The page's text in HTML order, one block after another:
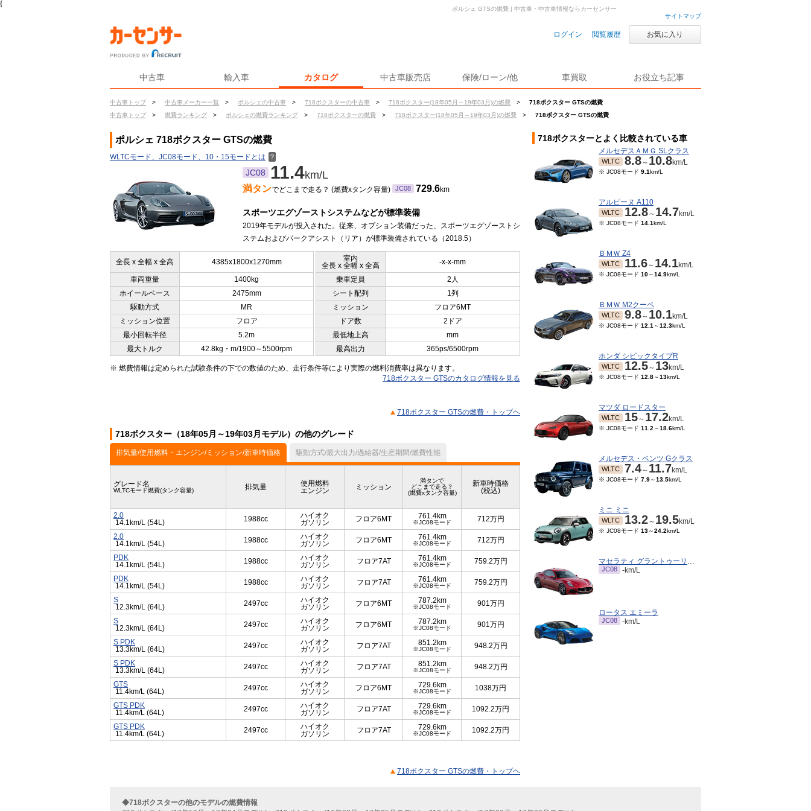
{
サイトマップ
ログイン 閲覧履歴 お気に入り
中古車 輸入車 カタログ 中古車販売店 保険/ローン/他 車買取 お役立ち記事
中古車トップ > 中古車メーカー一覧 > ポルシェの中古車 > 718ボクスターの中古車 > 718ボクスター(18年05月～19年03月)の燃費 >
718ボクスター GTSの燃費
中古車トップ
> 燃費ランキング > ポルシェの燃費ランキング > 718ボクスターの燃費 > 718ボクスター(18年05月～19年03月)の燃費 > 718ボクスター GTSの燃費
ポルシェ GTSの燃費 | 中古車・中古車情報ならカーセンサー
ポルシェ 718ボクスター GTSの燃費
WLTCモード、JC08モード、10・15モードとは ？
JC08 11.4km/L
満タンでどこまで走る？ (燃費xタンク容量) JC08 729.6km
スポーツエグゾーストシステムなどが標準装備
2019年モデルが投入された。従来、オプション装備だった、スポーツエグゾーストシ
ステムおよびパークアシスト（リア）が標準装備されている（2018.5）
全長 x 全幅 x 全高 4385x1800x1270mm
室内
全長 x 全幅 x 全高
-x-x-mm
車両重量 1400kg 乗車定員
2人
ホイールベース
2475mm シート配列
1列
駆動方式
MR ミッション
フロア6MT
ミッション位置
フロア ドア数
2ドア
最小回転半径
5.2m 最低地上高
mm
最大トルク
42.8kg・m/1900～5500rpm 最高出力 365ps/6500rpm
※ 燃費情報は定められた試験条件の下での数値のため、走行条件等により実際の燃料消費率は異なります。
718ボクスター GTSのカタログ情報を見る
718ボクスター GTSの燃費・トップヘ
718ボクスター（18年05月～19年03月モデル）の他のグレード
排気量/使用燃料・エンジン/ミッション/新車時価格 駆動方式/最大出力/過給器/生産期間/燃費性能
グレード名
WLTCモード燃費(タンク容量) 排気量
使用燃料
エンジン
ミッション
満タンで
どこまで走る？
(燃費xタンク容量)
新車時価格
(税込)
2.0
14.1km/L (54L)
1988cc
ハイオク
ガソリン
フロア6MT 761.4km
※JC08モード 712万円
2.0
14.1km/L (54L)
1988cc
ハイオク
ガソリン
フロア6MT 761.4km
※JC08モード 712万円
PDK
14.1km/L (54L)
1988cc
ハイオク
ガソリン
フロア7AT 761.4km
※JC08モード 759.2万円
PDK
14.1km/L (54L)
1988cc
ハイオク
ガソリン
フロア7AT 761.4km
※JC08モード 759.2万円
S
12.3km/L (64L)
2497cc
ハイオク
ガソリン
フロア6MT 787.2km
※JC08モード 901万円
S
12.3km/L (64L)
2497cc
ハイオク
ガソリン
フロア6MT 787.2km
※JC08モード 901万円
S PDK
13.3km/L (64L)
2497cc
ハイオク
ガソリン
フロア7AT 851.2km
※JC08モード 948.2万円
S PDK
13.3km/L (64L)
2497cc
ハイオク
ガソリン
フロア7AT 851.2km
※JC08モード 948.2万円
GTS
11.4km/L (64L)
2497cc
ハイオク
ガソリン
フロア6MT 729.6km
※JC08モード 1038万円
GTS PDK
11.4km/L (64L)
2497cc
ハイオク
ガソリン
フロア7AT 729.6km
※JC08モード 1092.2万円
GTS PDK
11.4km/L (64L)
2497cc
ハイオク
ガソリン
フロア7AT 729.6km
※JC08モード 1092.2万円
718ボクスター GTSの燃費・トップヘ
718ボクスターとよく比較されている車
メルセデスＡＭＧ SLクラス
WLTC 8.8～ 10.8km/L
※ JC08モード 9.1km/L
アルピーヌ A110
WLTC 12.8～ 14.7km/L
※ JC08モード 14.1km/L
ＢＭＷ Z4
WLTC 11.6～ 14.1km/L
※ JC08モード 10～14.9km/L
ＢＭＷ M2クーペ
WLTC 9.8～ 10.1km/L
※ JC08モード 12.1 ～12.3km/L
ホンダ シビックタイプR
WLTC 12.5～ 13km/L
※ JC08モード 12.8～13km/L
マツダ ロードスター
WLTC 15～ 17.2km/L
※ JC08モード 11.2 ～18.6km/L
メルセデス・ベンツ Gクラス
WLTC 7.4～ 11.7km/L
※ JC08モード 7.9～13.5km/L
ミニ ミニ
WLTC 13.2～ 19.5km/L
※ JC08モード 13～24.2km/L
マセラティ グラントゥーリズモ
JC08 -km/L
ロータス エミーラ
JC08 -km/L
◆718ボクスターの他のモデルの燃費情報